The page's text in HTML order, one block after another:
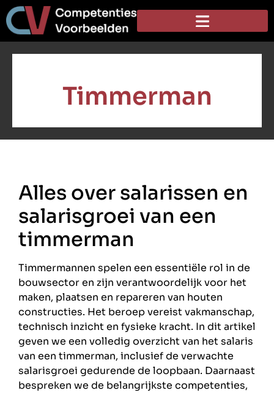
Timmerman
Alles over salarissen en
salarisgroei van een
timmerman
Timmermannen spelen een essentiële rol in de
bouwsector en zijn verantwoordelijk voor het
maken, plaatsen en repareren van houten
constructies. Het beroep vereist vakmanschap,
technisch inzicht en fysieke kracht. In dit artikel
geven we een volledig overzicht van het salaris
van een timmerman, inclusief de verwachte
salarisgroei gedurende de loopbaan. Daarnaast
bespreken we de belangrijkste competenties,